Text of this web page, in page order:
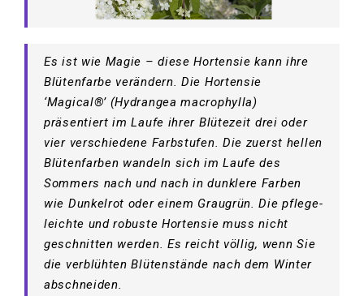
Es ist wie Magie – diese Hortensie kann ihre
Blütenfarbe verändern. Die Hortensie
‘Magical®’ (Hydrangea macrophylla)
präsentiert im Laufe ihrer Blütezeit drei oder
vier verschiedene Farbstufen. Die zuerst hellen
Blütenfarben wandeln sich im Laufe des
Sommers nach und nach in dunklere Farben
wie Dunkelrot oder einem Graugrün. Die pflege-
leichte und robuste Hortensie muss nicht
geschnitten werden. Es reicht völlig, wenn Sie
die verblühten Blütenstände nach dem Winter
abschneiden.